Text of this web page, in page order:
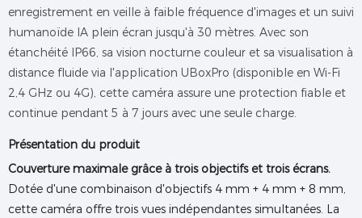
enregistrement en veille à faible fréquence d'images et un suivi
humanoïde IA plein écran jusqu'à 30 mètres. Avec son
étanchéité IP66, sa vision nocturne couleur et sa visualisation à
distance fluide via l'application UBoxPro (disponible en Wi-Fi
2,4 GHz ou 4G), cette caméra assure une protection fiable et
continue pendant 5 à 7 jours avec une seule charge.
Présentation du produit
Couverture maximale grâce à trois objectifs et trois écrans.
Dotée d'une combinaison d'objectifs 4 mm + 4 mm + 8 mm,
cette caméra offre trois vues indépendantes simultanées. La